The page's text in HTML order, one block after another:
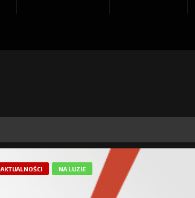
AKTUALNOŚCI NA LUZIE